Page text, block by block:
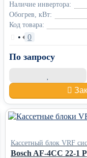
Наличие инвертора:
Обогрев, кВт:
Код товара:
• 0
По запросу
Кассетный блок VRF
Bosch AF-4CC 22-1 P